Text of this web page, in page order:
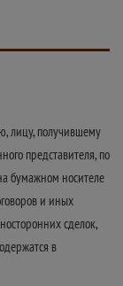
лицу, получившему
представителя, по
бумажном носителе
и иных
сделок,
в